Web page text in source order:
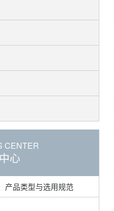
CENTER
心
产品类型与选用规范